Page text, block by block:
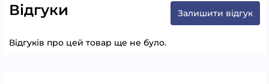
Відгуки Залишити відгук
Відгуків про цей товар ще не було.